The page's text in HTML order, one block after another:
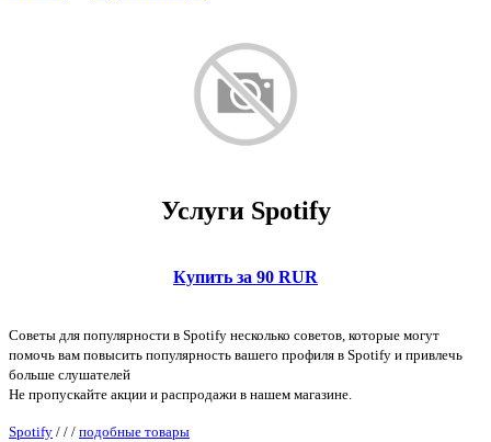
Услуги Spotify
Купить за 90 RUR
Советы для популярности в Spotify несколько советов, которые могут
помочь вам повысить популярность вашего профиля в Spotify и привлечь
больше слушателей
Не пропускайте акции и распродажи в нашем магазине.
Spotify / / / подобные товары